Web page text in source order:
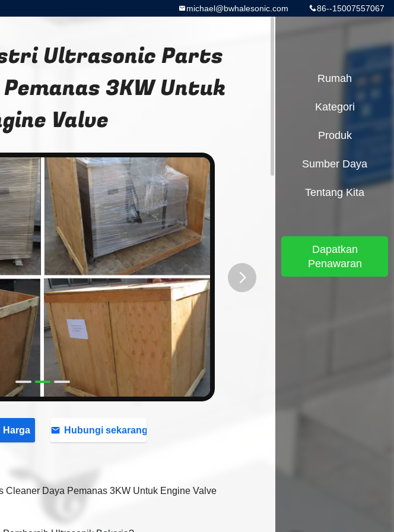
86--15007557067
michael@bwhalesonic.com
Ultrasonic Parts
3KW Untuk
Valve
Harga Hubungi sekarang
Cleaner Daya Pemanas 3KW Untuk Engine Valve
Rumah
Kategori
Produk
Sumber Daya
Tentang Kita
Dapatkan
Penawaran